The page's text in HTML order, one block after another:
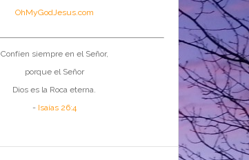
OhMyGodJesus.com
Confíen siempre en el Señor,
porque el Señor
Dios es la Roca eterna.
- Isaías 26:4